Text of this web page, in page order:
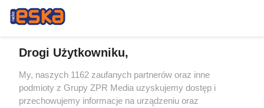
Drogi Użytkowniku,
My, naszych 1162 zaufanych partnerów oraz inne
podmioty z Grupy ZPR Media uzyskujemy dostęp i
przechowujemy informacje na urządzeniu oraz